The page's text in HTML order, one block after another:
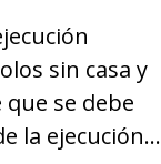
sin casa y
se debe
la ejecución…